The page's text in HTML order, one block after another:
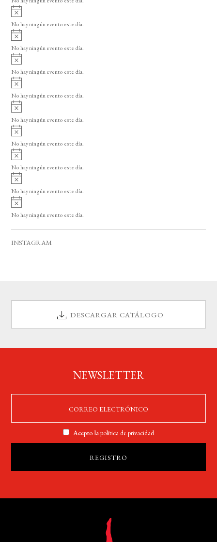
i
o
A
v
i
o
No hay ningún evento este día.
A
v
i
o
No hay ningún evento este día.
A
v
i
o
No hay ningún evento este día.
A
v
i
o
No hay ningún evento este día.
A
v
i
o
No hay ningún evento este día.
A
v
i
o
No hay ningún evento este día.
A
v
i
o
No hay ningún evento este día.
A
v
i
o
No hay ningún evento este día.
A
v
i
No hay ningún evento este día.
INSTAGRAM
DESCARGAR CATÁLOGO
NEWSLETTER
Acepto lapolítica de privacidad